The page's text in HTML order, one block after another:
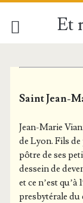
Et
Et
une
Saint Jean-
Jean-Marie
de Lyon. Fils de
pôtre de ses
des­sein de
et ce n’est
pres­by­té­rale du